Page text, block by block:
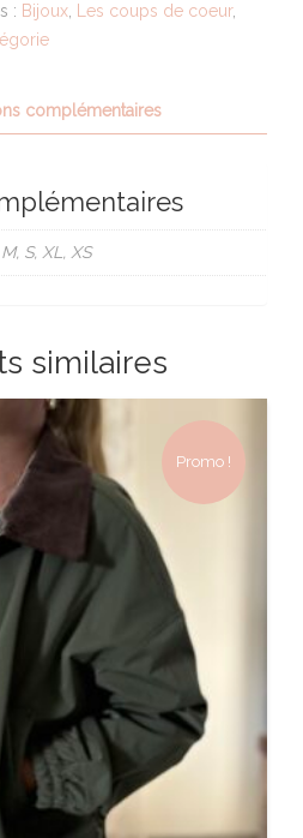
: Bijoux, Les coups de coeur,
complémentaires
S, XL, XS
similaires
Promo !